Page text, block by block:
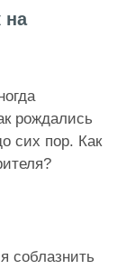
на
рождались
сих пор. Как
соблазнить